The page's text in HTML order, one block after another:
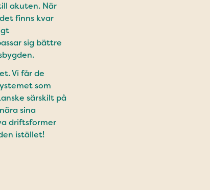
akuten. När
finns kvar
sig bättre
Vi får de
som
särskilt på
sina
driftsformer
istället!